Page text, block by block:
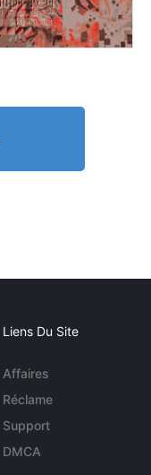
Liens Du Site
Affaires
Réclame
Support
DMCA